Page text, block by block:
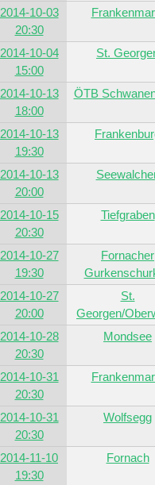
2014-10-03
20:30
2014-10-04
15:00
St.
2014-10-13
18:00
ÖTB
2014-10-13
19:30
2014-10-13
20:00
2014-10-15
20:30
Tiefgraben
2014-10-27
19:30
Fornacher
2014-10-27
20:00
St.
Georgen/
2014-10-28
20:30
Mondsee
2014-10-31
20:30
2014-10-31
20:30
Wolfsegg
2014-11-10
19:30
Fornach